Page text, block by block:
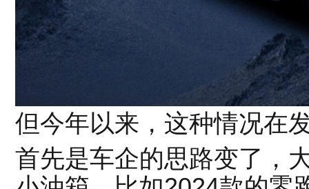
但今年以来，这种情况在
首先是车企的思路变了，